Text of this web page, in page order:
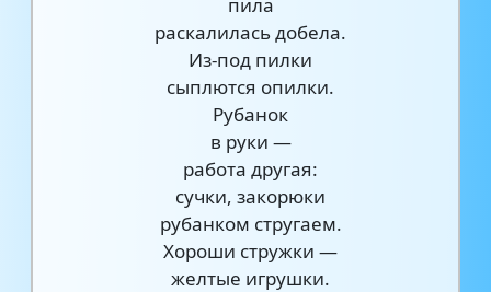
раскалилась добела.
Из-под пилки
сыплются опилки.
Рубанок
в руки —
работа другая:
сучки, закорюки
рубанком стругаем.
Хороши стружки —
желтые игрушки.